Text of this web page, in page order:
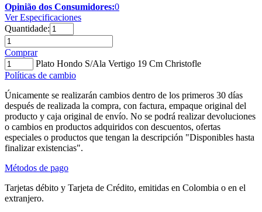
Opinião dos Consumidores:0
Ver Especificaciones
Quantidade:
Comprar
Plato Hondo S/Ala Vertigo 19 Cm Christofle
Políticas de cambio
Únicamente se realizarán cambios dentro de los primeros 30 días
después de realizada la compra, con factura, empaque original del
producto y caja original de envío. No se podrá realizar devoluciones
o cambios en productos adquiridos con descuentos, ofertas
especiales o productos que tengan la descripción "Disponibles hasta
finalizar existencias".
Métodos de pago
Tarjetas débito y Tarjeta de Crédito, emitidas en Colombia o en el
extranjero.